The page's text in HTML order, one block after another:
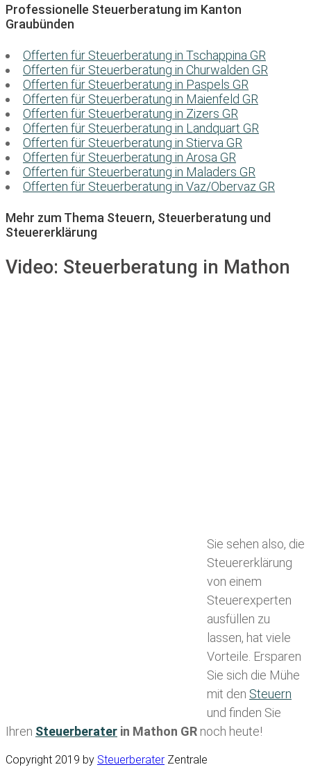
Professionelle Steuerberatung im Kanton
Graubünden
Offerten für Steuerberatung in Tschappina GR
Offerten für Steuerberatung in Churwalden GR
Offerten für Steuerberatung in Paspels GR
Offerten für Steuerberatung in Maienfeld GR
Offerten für Steuerberatung in Zizers GR
Offerten für Steuerberatung in Landquart GR
Offerten für Steuerberatung in Stierva GR
Offerten für Steuerberatung in Arosa GR
Offerten für Steuerberatung in Maladers GR
Offerten für Steuerberatung in Vaz/Obervaz GR
Mehr zum Thema Steuern, Steuerberatung und
Steuererklärung
Video: Steuerberatung in Mathon
Sie sehen also, die
Steuererklärung
von einem
Steuerexperten
ausfüllen zu
lassen, hat viele
Vorteile. Ersparen
Sie sich die Mühe
mit den Steuern
und finden Sie
Ihren Steuerberater in Mathon GR noch heute!
Copyright 2019 by Steuerberater Zentrale